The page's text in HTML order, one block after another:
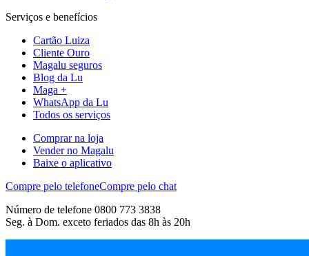
Serviços e benefícios
Cartão Luiza
Cliente Ouro
Magalu seguros
Blog da Lu
Maga +
WhatsApp da Lu
Todos os serviços
Comprar na loja
Vender no Magalu
Baixe o aplicativo
Compre pelo telefoneCompre pelo chat
Número de telefone 0800 773 3838
Seg. à Dom. exceto feriados das 8h às 20h